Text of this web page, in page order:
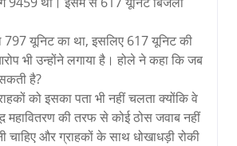
यूनिट का था, इसलिए 617 यूनिट की
भी उन्होंने लगाया है। होले ने कहा कि जब
है?
को इसका पता भी नहीं चलता क्योंकि वे
महावितरण की तरफ से कोई ठोस जवाब नहीं
चाहिए और ग्राहकों के साथ धोखाधड़ी रोकी